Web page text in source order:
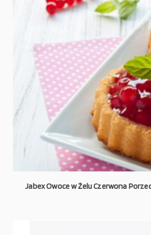
Jabex Owoce w Żelu Czerwona